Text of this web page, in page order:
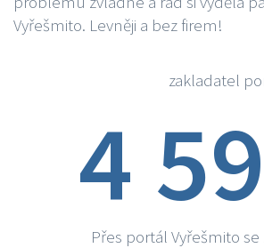
Vyřešmito. Levněji a bez firem!
zakladatel
4
Přes portál Vyřešmito se